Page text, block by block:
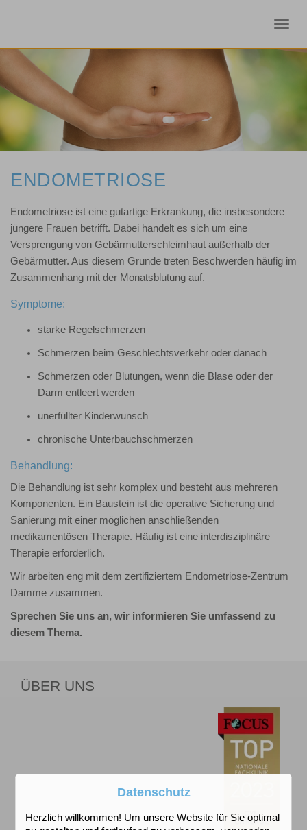
ENDOMETRIOSE
Endometriose ist eine gutartige Erkrankung, die insbesondere
jüngere Frauen betrifft. Dabei handelt es sich um eine
Versprengung von Gebärmutterschleimhaut außerhalb der
Gebärmutter. Aus diesem Grunde treten Beschwerden häufig im
Zusammenhang mit der Monatsblutung auf.
Symptome:
starke Regelschmerzen
Schmerzen beim Geschlechtsverkehr oder danach
Schmerzen oder Blutungen, wenn die Blase oder der
Darm entleert werden
unerfüllter Kinderwunsch
chronische Unterbauchschmerzen
Behandlung:
Die Behandlung ist sehr komplex und besteht aus mehreren
Komponenten. Ein Baustein ist die operative Sicherung und
Sanierung mit einer möglichen anschließenden
medikamentösen Therapie. Häufig ist eine interdisziplinäre
Therapie erforderlich.
Wir arbeiten eng mit dem zertifiziertem Endometriose-Zentrum
Damme zusammen.
Sprechen Sie uns an, wir informieren Sie umfassend zu
diesem Thema.
ÜBER UNS
Datenschutz
Herzlich willkommen! Um unsere Website für Sie optimal